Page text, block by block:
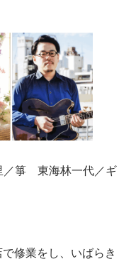
箏 東海林一代／ギ
修業をし、いばらき